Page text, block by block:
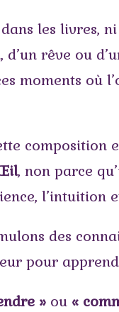
les livres,
rêve ou
moments où
composition
, non parce
l’intuition
des
pour
» ou «